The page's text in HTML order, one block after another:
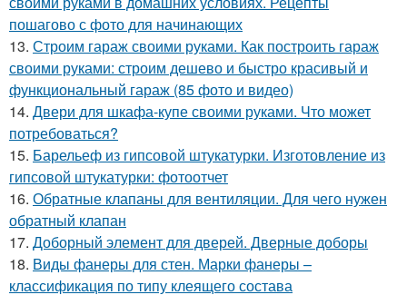
пошагово с фото для начинающих
13. Строим гараж своими руками. Как построить гараж
своими руками: строим дешево и быстро красивый и
функциональный гараж (85 фото и видео)
14. Двери для шкафа-купе своими руками. Что может
потребоваться?
15. Барельеф из гипсовой штукатурки. Изготовление из
гипсовой штукатурки: фотоотчет
16. Обратные клапаны для вентиляции. Для чего нужен
обратный клапан
17. Доборный элемент для дверей. Дверные доборы
18. Виды фанеры для стен. Марки фанеры –
классификация по типу клеящего состава